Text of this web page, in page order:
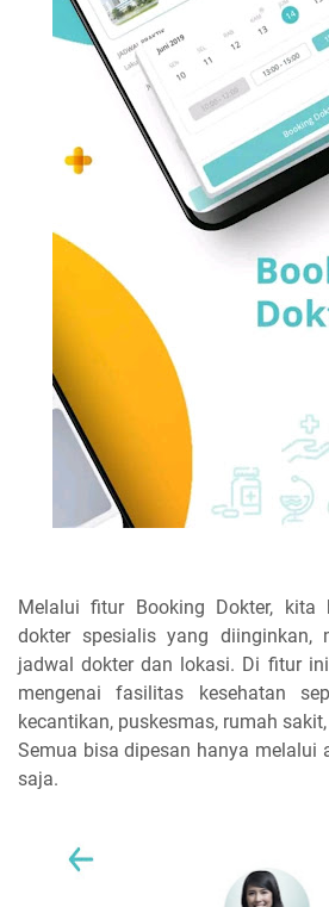
Melalui fitur Booking Dokter, kita
dokter spesialis yang diinginkan,
jadwal dokter dan lokasi. Di fitur
mengenai fasilitas kesehatan
kecantikan, puskesmas, rumah
Semua bisa dipesan hanya melalui
saja.